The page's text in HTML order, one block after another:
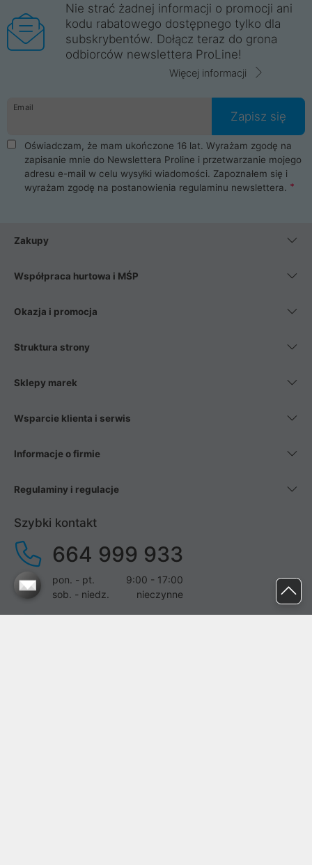
Nie strać żadnej informacji o promocji ani
kodu rabatowego dostępnego tylko dla
subskrybentów. Dołącz teraz do grona
odbiorców newslettera ProLine!
Więcej informacji
Email
Zapisz się
Oświadczam, że mam ukończone 16 lat. Wyrażam zgodę na
zapisanie mnie do Newslettera Proline i przetwarzanie mojego
adresu e-mail w celu wysyłki wiadomości. Zapoznałem się i
wyrażam zgodę na postanowienia regulaminu newslettera.
Zakupy
Współpraca hurtowa i MŚP
Okazja i promocja
Struktura strony
Sklepy marek
Wsparcie klienta i serwis
Informacje o firmie
Regulaminy i regulacje
Szybki kontakt
664 999 933
pon. - pt.
9:00 - 17:00
sob. - niedz.
nieczynne